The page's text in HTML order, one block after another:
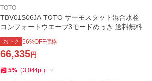
TOTO
TBV01S06JA TOTO サーモスタット混合水栓
コンフォートウエーブ3モードめっき 送料無料
おトク 56%OFF価格
66,335円
5% （3,044pt）